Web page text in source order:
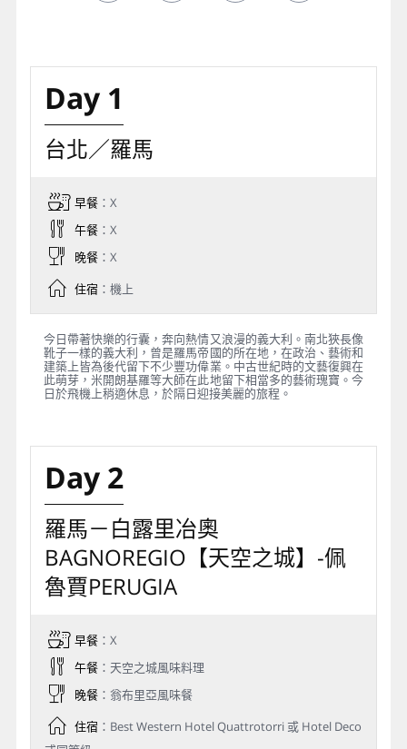
Day 1
台北／羅馬
早餐：X
午餐：X
晚餐：X
住宿：機上
今日帶著快樂的行囊，奔向熱情又浪漫的義大利。南北狹長像
靴子一樣的義大利，曾是羅馬帝國的所在地，在政治、藝術和
建築上皆為後代留下不少豐功偉業。中古世紀時的文藝復興在
此萌芽，米開朗基羅等大師在此地留下相當多的藝術瑰寶。今
日於飛機上稍適休息，於隔日迎接美麗的旅程。
Day 2
羅馬－白露里冶奧
BAGNOREGIO【天空之城】-佩
魯賈PERUGIA
早餐：X
午餐：天空之城風味料理
晚餐：翁布里亞風味餐
住宿：Best Western Hotel Quattrotorri 或 Hotel Deco